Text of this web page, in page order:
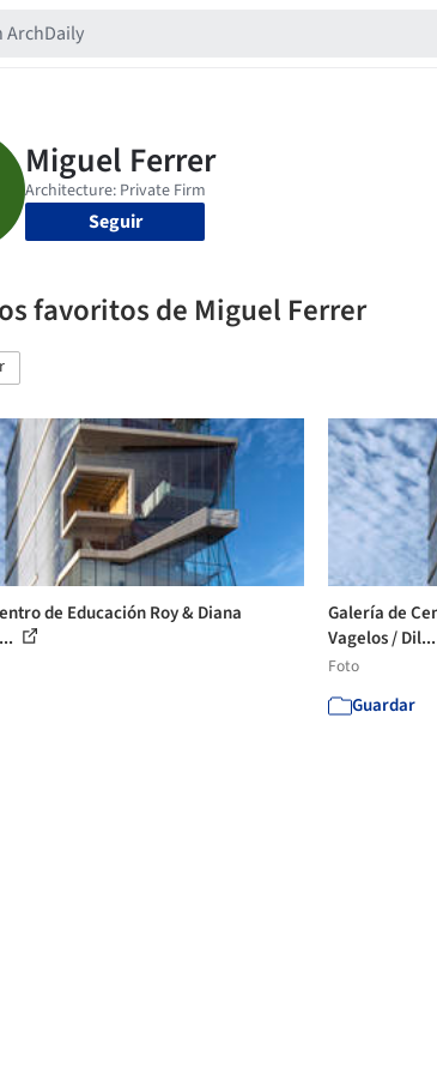
Seguir
favoritos de Miguel Ferrer
de Educación Roy & Diana
Galería de
Vagelos / Dil...
Foto
Guardar